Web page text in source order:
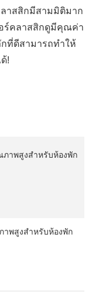
ลาสสิกมีสามมิติมาก
ร์คลาสสิกดูมีคุณค่า
ที่ดีสามารถทำให้
!